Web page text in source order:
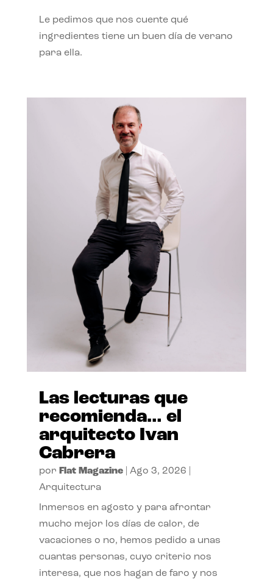
Le pedimos que nos cuente qué
ingredientes tiene un buen día de verano
para ella.
Las lecturas que
recomienda… el
arquitecto Ivan
Cabrera
por Flat Magazine| Ago 3, 2026
Arquitectura
Inmersos en agosto y para afrontar
mucho mejor los días de calor, de
vacaciones o no, hemos pedido a unas
cuantas personas, cuyo criterio nos
interesa, que nos hagan de faro y nos